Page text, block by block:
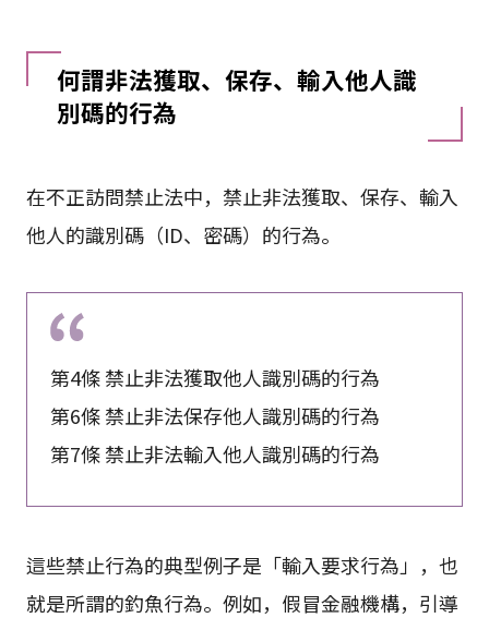
何謂非法獲取、保存、輸入他人識
別碼的行為
在不正訪問禁止法中，禁止非法獲取、保存、輸入
他人的識別碼（ID、密碼）的行為。
第4條 禁止非法獲取他人識別碼的行為
第6條 禁止非法保存他人識別碼的行為
第7條 禁止非法輸入他人識別碼的行為
這些禁止行為的典型例子是「輸入要求行為」，也
就是所謂的釣魚行為。例如，假冒金融機構，引導